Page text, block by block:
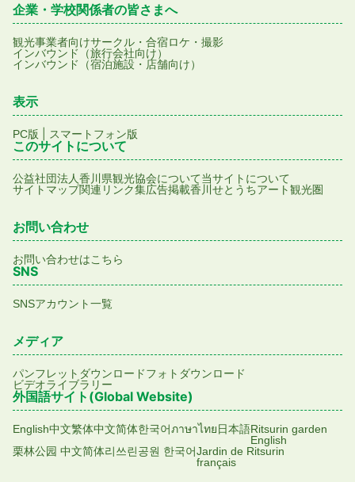
企業・学校関係者の皆さまへ
観光事業者向けサークル・合宿ロケ・撮影
インバウンド（旅行会社向け）
インバウンド（宿泊施設・店舗向け）
表示
PC版 スマートフォン版
このサイトについて
公益社団法人香川県観光協会について当サイトについて
サイトマップ関連リンク集広告掲載香川せとうちアート観光圏
お問い合わせ
お問い合わせはこちら
SNS
SNSアカウント一覧
メディア
パンフレットダウンロードフォトダウンロード
ビデオライブラリー
外国語サイト(Global Website)
English中文繁体中文简体한국어ภาษาไทย日本語Ritsurin garden
English
栗林公园 中文简体리쓰린공원 한국어Jardin de Ritsurin
français